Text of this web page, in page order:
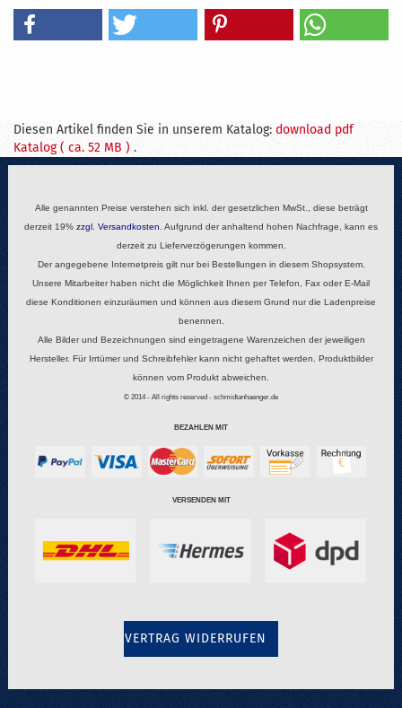
Diesen Artikel finden Sie in unserem Katalog: download pdf
Katalog ( ca. 52 MB ) .
Alle genannten Preise verstehen sich inkl. der gesetzlichen MwSt., diese beträgt
derzeit 19% zzgl. Versandkosten . Aufgrund der anhaltend hohen Nachfrage, kann es
derzeit zu Lieferverzögerungen kommen.
Der angegebene Internetpreis gilt nur bei Bestellungen in diesem Shopsystem.
Unsere Mitarbeiter haben nicht die Möglichkeit Ihnen per Telefon, Fax oder E-Mail
diese Konditionen einzuräumen und können aus diesem Grund nur die Ladenpreise
benennen.
Alle Bilder und Bezeichnungen sind eingetragene Warenzeichen der jeweiligen
Hersteller. Für Irrtümer und Schreibfehler kann nicht gehaftet werden. Produktbilder
können vom Produkt abweichen.
© 2014 - All rights reserved - schmidtanhaenger.de
BEZAHLEN MIT
VERSENDEN MIT
VERTRAG WIDERRUFEN